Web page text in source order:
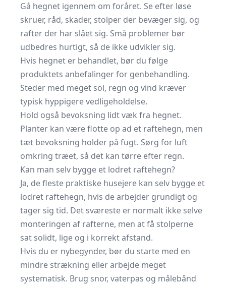
Gå hegnet igennem om foråret. Se efter løse
skruer, råd, skader, stolper der bevæger sig, og
rafter der har slået sig. Små problemer bør
udbedres hurtigt, så de ikke udvikler sig.
Hvis hegnet er behandlet, bør du følge
produktets anbefalinger for genbehandling.
Steder med meget sol, regn og vind kræver
typisk hyppigere vedligeholdelse.
Hold også bevoksning lidt væk fra hegnet.
Planter kan være flotte op ad et raftehegn, men
tæt bevoksning holder på fugt. Sørg for luft
omkring træet, så det kan tørre efter regn.
Kan man selv bygge et lodret raftehegn?
Ja, de fleste praktiske husejere kan selv bygge et
lodret raftehegn, hvis de arbejder grundigt og
tager sig tid. Det sværeste er normalt ikke selve
monteringen af rafterne, men at få stolperne
sat solidt, lige og i korrekt afstand.
Hvis du er nybegynder, bør du starte med en
mindre strækning eller arbejde meget
systematisk. Brug snor, vaterpas og målebånd